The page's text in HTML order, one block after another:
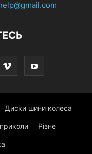
Диски шини колеса
Різне